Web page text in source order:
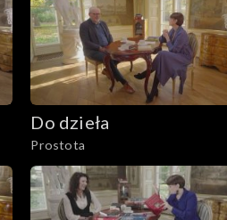
Do dzieła
Prostota